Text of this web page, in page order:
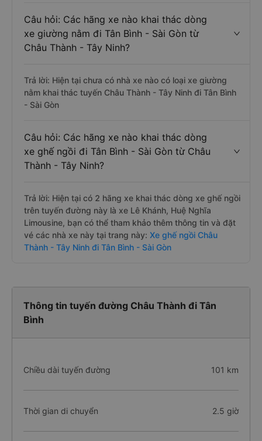
Câu hỏi: Các hãng xe nào khai thác dòng
xe giường nằm đi Tân Bình - Sài Gòn từ
Châu Thành - Tây Ninh?
Trả lời: Hiện tại chưa có nhà xe nào có loại xe giường
nằm khai thác tuyến Châu Thành - Tây Ninh đi Tân Bình
- Sài Gòn
Câu hỏi: Các hãng xe nào khai thác dòng
xe ghế ngồi đi Tân Bình - Sài Gòn từ Châu
Thành - Tây Ninh?
Trả lời: Hiện tại có 2 hãng xe khai thác dòng xe ghế ngồi
trên tuyến đường này là xe Lê Khánh, Huệ Nghĩa
Limousine, bạn có thể tham khảo thêm thông tin và đặt
vé các nhà xe này tại trang này: Xe ghế ngồi Châu
Thành - Tây Ninh đi Tân Bình - Sài Gòn
Thông tin tuyến đường Châu Thành đi Tân
Bình
Chiều dài tuyến đường 101 km
Thời gian di chuyển 2.5 giờ